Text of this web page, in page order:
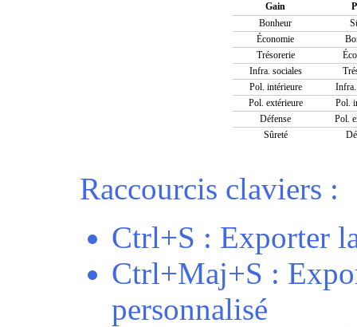
Gain
Bonheur
Économie
Trésorerie
Infra. sociales
Pol. intérieure
Infra.
Pol. extérieure
Pol.
Défense
Pol.
Sûreté
Raccourcis claviers :
Ctrl+S : Exporter
Ctrl+Maj+S :
personnalisé